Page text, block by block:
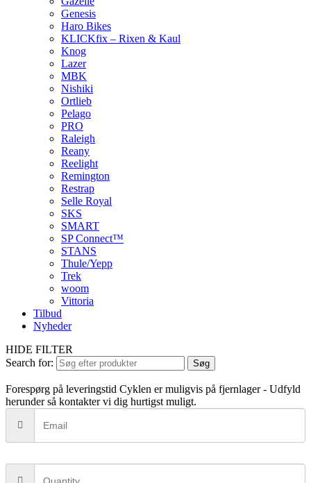
Genesis
Haro Bikes
KLICKfix – Rixen & Kaul
Knog
Lazer
MBK
Nishiki
Ortlieb
Pelago
PRO
Raleigh
Reany
Reelight
Remington
Restrap
Selle Royal
SKS
SMART
SP Connect™
STANS
Thule/Yepp
Trek
woom
Vittoria
Tilbud
Nyheder
HIDE FILTER
Search for:
Søg
Forespørg på leveringstid Cyklen er muligvis på fjernlager - Udfyld
herunder så kontakter vi dig hurtigst muligt.